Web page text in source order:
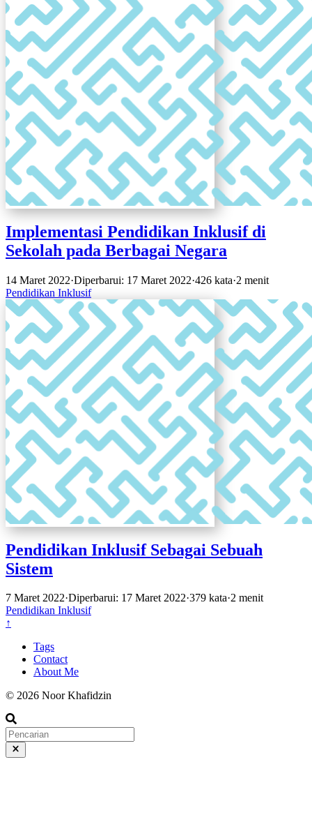
Implementasi Pendidikan Inklusif di
Sekolah pada Berbagai Negara
14 Maret 2022·Diperbarui: 17 Maret 2022·426 kata·2 menit
Pendidikan Inklusif
Pendidikan Inklusif Sebagai Sebuah
Sistem
7 Maret 2022·Diperbarui: 17 Maret 2022·379 kata·2 menit
Pendidikan Inklusif
↑
Tags
Contact
About Me
© 2026 Noor Khafidzin